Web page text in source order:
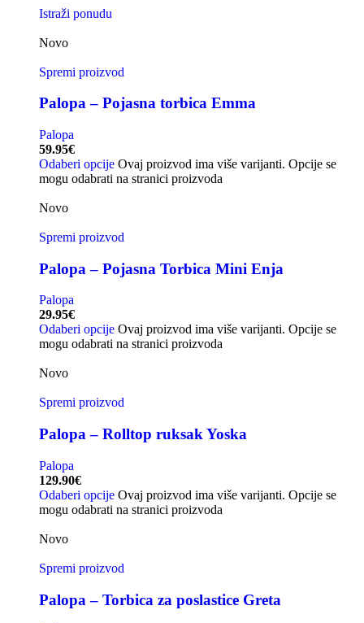
Istraži ponudu
Novo
Spremi proizvod
Palopa – Pojasna torbica Emma
Palopa
59.95€
Odaberi opcije Ovaj proizvod ima više varijanti. Opcije se
mogu odabrati na stranici proizvoda
Novo
Spremi proizvod
Palopa – Pojasna Torbica Mini Enja
Palopa
29.95€
Odaberi opcije Ovaj proizvod ima više varijanti. Opcije se
mogu odabrati na stranici proizvoda
Novo
Spremi proizvod
Palopa – Rolltop ruksak Yoska
Palopa
129.90€
Odaberi opcije Ovaj proizvod ima više varijanti. Opcije se
mogu odabrati na stranici proizvoda
Novo
Spremi proizvod
Palopa – Torbica za poslastice Greta